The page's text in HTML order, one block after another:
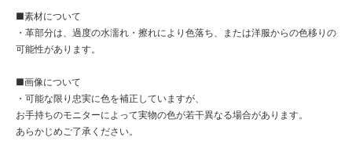
■素材について
・革部分は、過度の水濡れ・擦れにより色落ち、または洋服からの色移りの
可能性があります。
■画像について
・可能な限り忠実に色を補正していますが、
お手持ちのモニターによって実物の色が若干異なる場合があります。
あらかじめご了承ください。